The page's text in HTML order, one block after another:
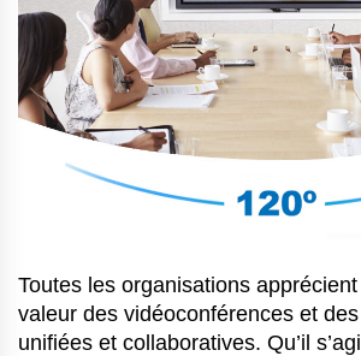
Toutes les organisations
valeur des vidéoconférences et
unifiées et collaboratives. Qu’il